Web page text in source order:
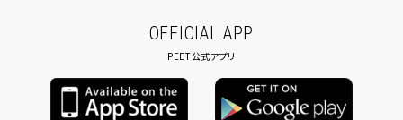
OFFICIAL APP
PEET公式アプリ